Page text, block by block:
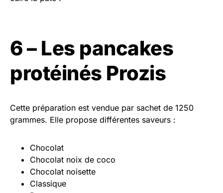
6 – Les pancakes
protéinés Prozis
Cette préparation est vendue par sachet de 1250
grammes. Elle propose différentes saveurs :
Chocolat
Chocolat noix de coco
Chocolat noisette
Classique